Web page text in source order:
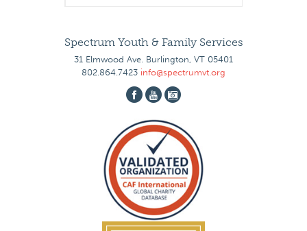
Spectrum Youth & Family Services
31 Elmwood Ave. Burlington, VT 05401
802.864.7423 info@spectrumvt.org